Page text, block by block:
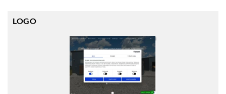
LOGO